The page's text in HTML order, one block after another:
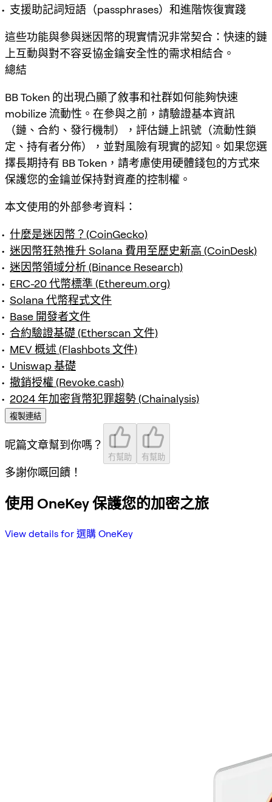
支援助記詞短語（passphrases）和進階恢復實踐
這些功能與參與迷因幣的現實情況非常契合：快速的鏈
上互動與對不容妥協金鑰安全性的需求相結合。
總結
BB Token 的出現凸顯了敘事和社群如何能夠快速
mobilize 流動性。在參與之前，請驗證基本資訊
（鏈、合約、發行機制），評估鏈上訊號（流動性鎖
定、持有者分佈），並對風險有現實的認知。如果您選
擇長期持有 BB Token，請考慮使用硬體錢包的方式來
保護您的金鑰並保持對資產的控制權。
本文使用的外部參考資料：
什麼是迷因幣？(CoinGecko)
迷因幣狂熱推升 Solana 費用至歷史新高 (CoinDesk)
迷因幣領域分析 (Binance Research)
ERC-20 代幣標準 (Ethereum.org)
Solana 代幣程式文件
Base 開發者文件
合約驗證基礎 (Etherscan 文件)
MEV 概述 (Flashbots 文件)
Uniswap 基礎
撤銷授權 (Revoke.cash)
2024 年加密貨幣犯罪趨勢 (Chainalysis)
複製連結
呢篇文章幫到你嗎？
冇幫助 有幫助
多謝你嘅回饋！
使用 OneKey 保護您的加密之旅
View details for 選購 OneKey